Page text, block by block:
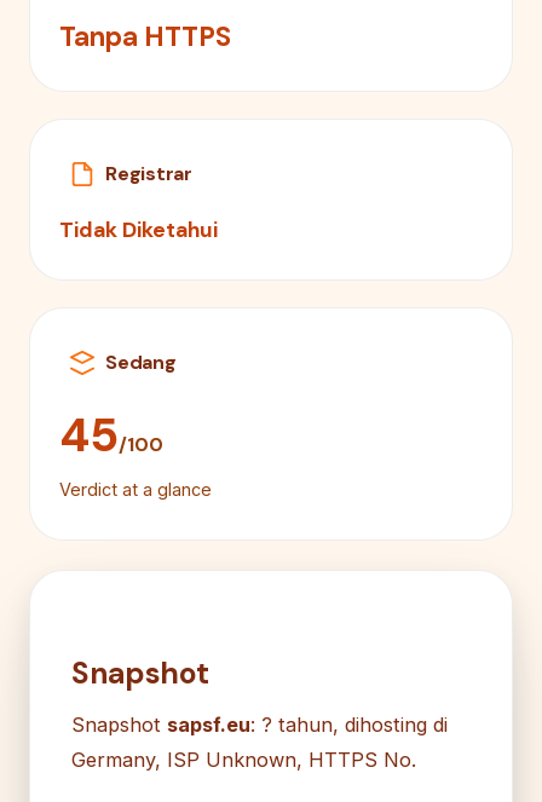
Tanpa HTTPS
Registrar
Tidak Diketahui
Sedang
45/100
Verdict at a glance
Snapshot
Snapshot sapsf.eu: ? tahun, dihosting di
Germany, ISP Unknown, HTTPS No.